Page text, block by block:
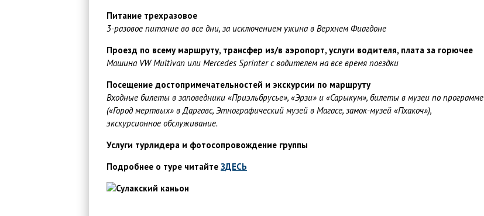
Питание трехразовое
3-разовое питание во все дни, за исключением ужина в Верхнем Фиагдоне
Проезд по всему маршруту, трансфер из/в аэропорт, услуги водителя, плата за горючее
Машина VW Multivan или Mercedes Sprinter с водителем на все время поездки
Посещение достопримечательностей и экскурсии по маршруту
Входные билеты в заповедники «Приэльбрусье», «Эрзи» и «Сарыкум», билеты в музеи по программе
(«Город мертвых» в Даргавс, Этнографический музей в Магасе, замок-музей «Пхакоч»),
экскурсионное обслуживание.
Услуги турлидера и фотосопровождение группы
Подробнее о туре читайте ЗДЕСЬ